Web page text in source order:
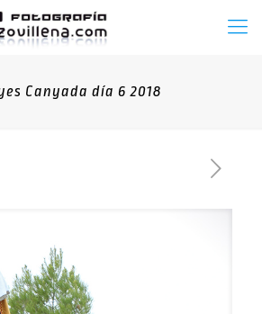
Canyada día 6 2018